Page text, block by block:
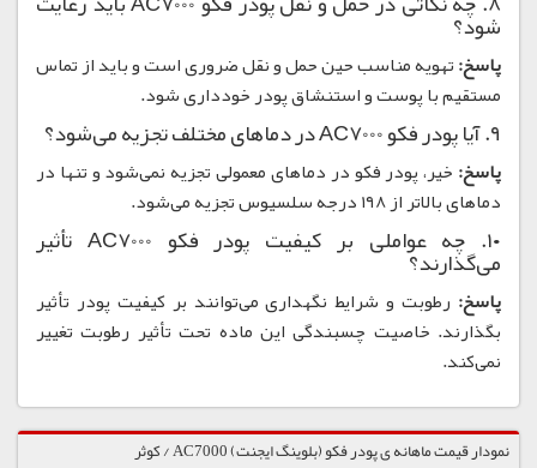
شود؟
پاسخ:تهویه مناسب حین حمل و نقل ضروری است و باید از تماس
مستقیم با پوست و استنشاق پودر خودداری شود.
۹. آیا پودر فکو AC7000 در دماهای مختلف تجزیه می‌شود؟
پاسخ: خیر، پودر فکو در دماهای معمولی تجزیه نمی‌شود و تنها در
دماهای بالاتر از ۱۹۸ درجه سلسیوس تجزیه می‌شود.
۱۰. چه عواملی بر کیفیت پودر فکو AC7000 تأثیر
می‌گذارند؟
پاسخ: رطوبت و شرایط نگهداری می‌توانند بر کیفیت پودر تأثیر
بگذارند. خاصیت چسبندگی این ماده تحت تأثیر رطوبت تغییر
نمی‌کند.
نمودار قیمت ماهانه ی پودر فکو (بلوینگ ایجنت) AC7000 / کوثر